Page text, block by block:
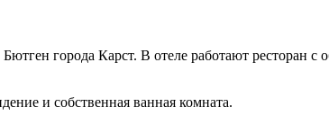
города Карст. В отеле работают ресторан
и собственная ванная комната.